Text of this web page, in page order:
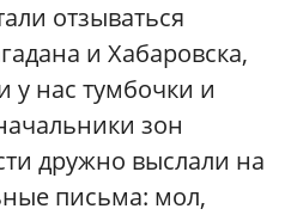
отзываться
и Хабаровска,
у нас тумбочки и
зон
дружно выслали на
письма: мол,